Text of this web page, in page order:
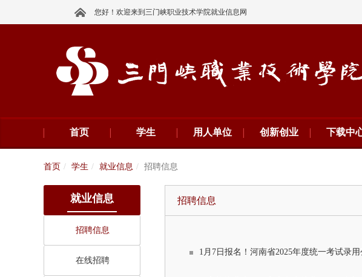
您好！欢迎来到三门峡职业技术学院就业信息网
首页 学生 用人单位 创新创业 下载中
首页 学生 就业信息 招聘信息
就业信息
招聘信息
在线招聘
招聘信息
1月7日报名！河南省2025年度统一考试录用